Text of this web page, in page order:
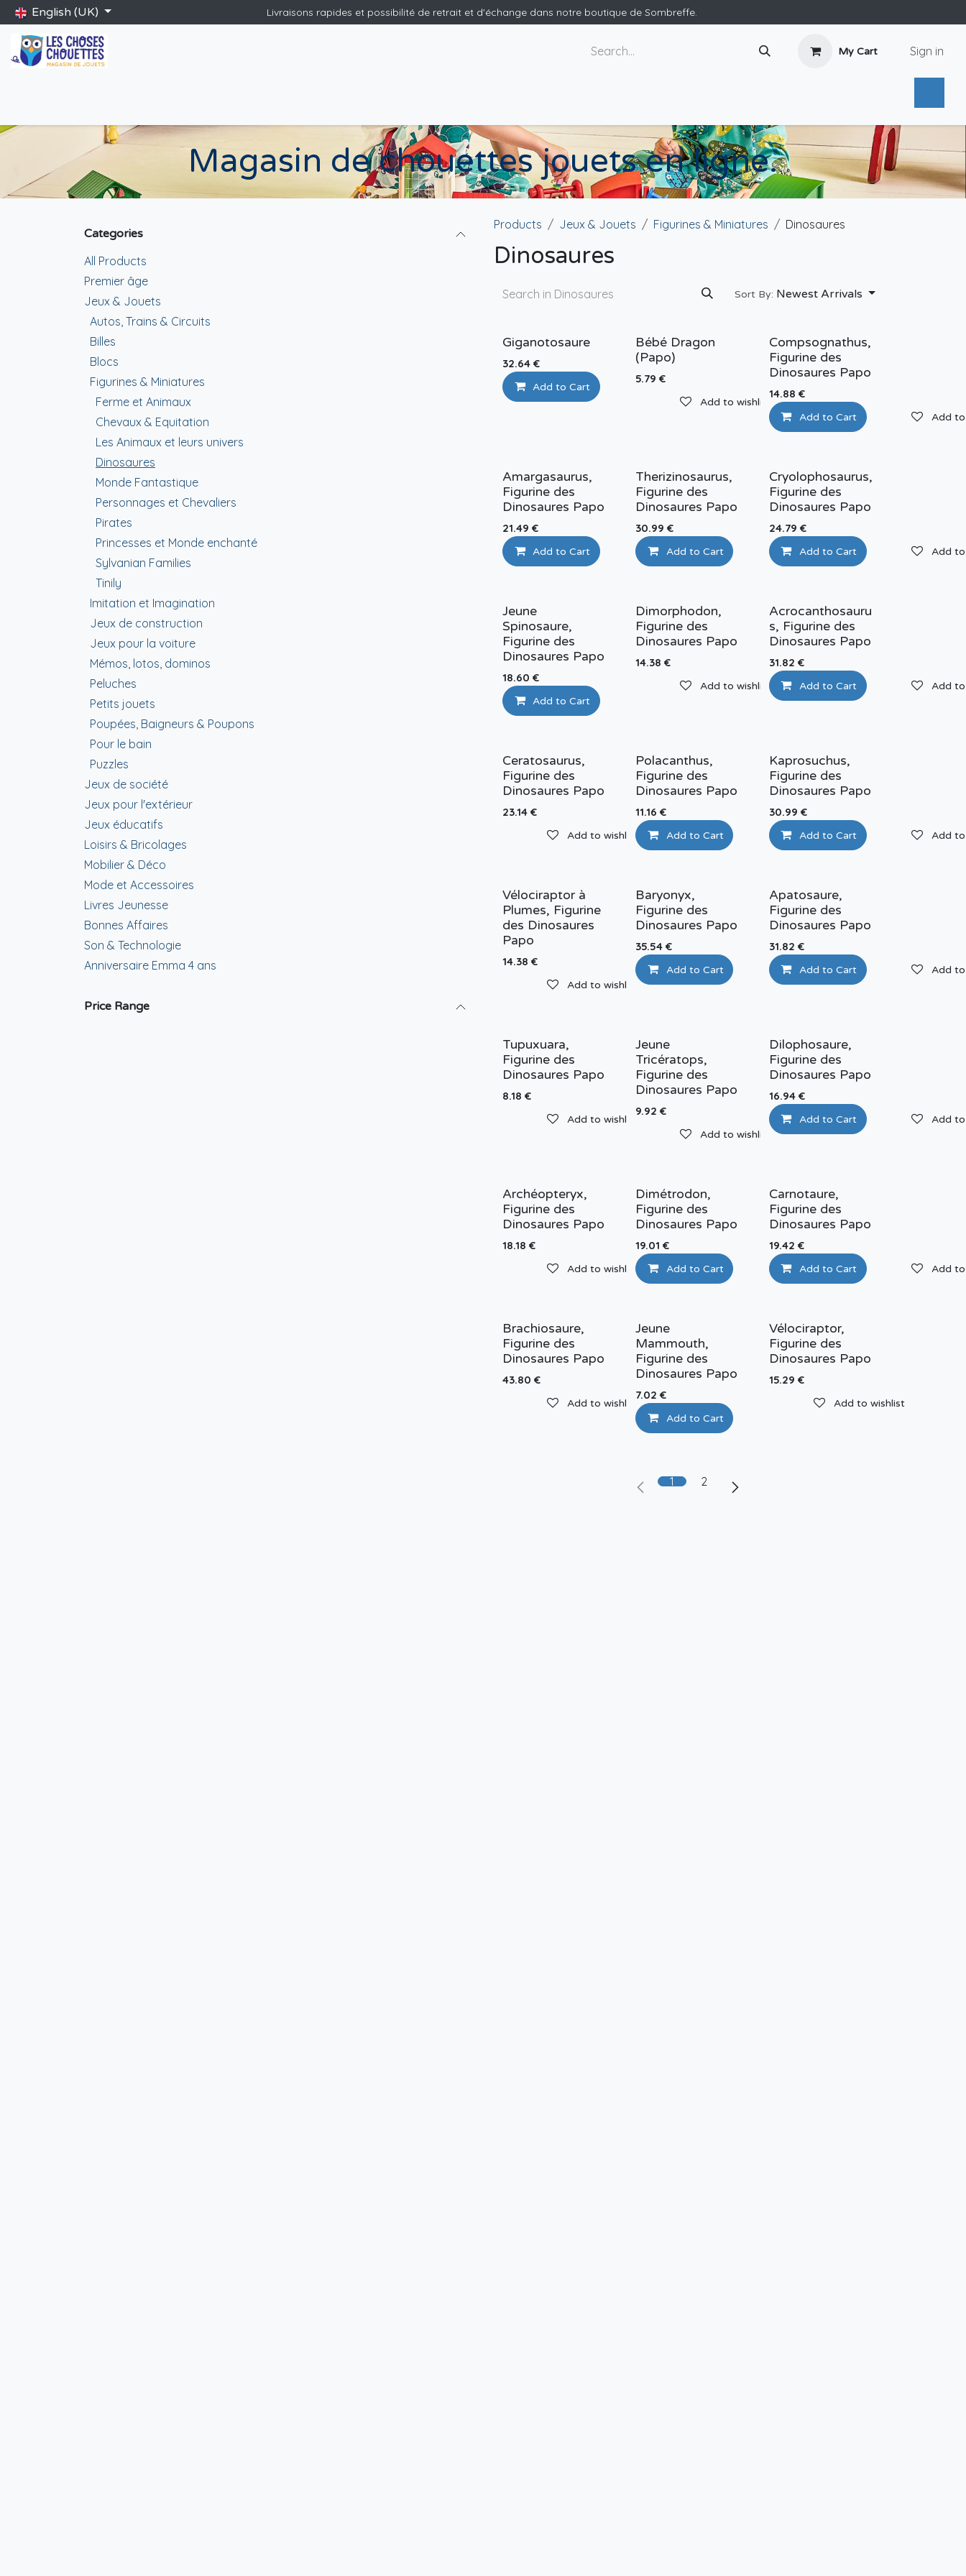
Skip to Content
English (UK) Livraisons rapides et possibilité de retrait et d'échange dans notre boutique de Sombreffe.
My Cart Sign in
Magasin de chouettes jouets en ligne.
Categories
All Products
Premier âge
Jeux & Jouets
Autos, Trains & Circuits
Billes
Blocs
Figurines & Miniatures
Ferme et Animaux
Chevaux & Equitation
Les Animaux et leurs univers
Dinosaures
Monde Fantastique
Personnages et Chevaliers
Pirates
Princesses et Monde enchanté
Sylvanian Families
Tinily
Imitation et Imagination
Jeux de construction
Jeux pour la voiture
Mémos, lotos, dominos
Peluches
Petits jouets
Poupées, Baigneurs & Poupons
Pour le bain
Puzzles
Jeux de société
Jeux pour l'extérieur
Jeux éducatifs
Loisirs & Bricolages
Mobilier & Déco
Mode et Accessoires
Livres Jeunesse
Bonnes Affaires
Son & Technologie
Anniversaire Emma 4 ans
Price Range
Products Jeux & Jouets Figurines & Miniatures Dinosaures
Dinosaures
Sort By: Newest Arrivals
Giganotosaure
32.64 €
Add to Cart
Bébé Dragon
(Papo)
5.79 €
Add to wishlist
Compsognathus,
Figurine des
Dinosaures Papo
14.88 €
Add to Cart Add
Amargasaurus,
Figurine des
Dinosaures Papo
21.49 €
Add to Cart Add to wishlist
Therizinosaurus,
Figurine des
Dinosaures Papo
30.99 €
Add to Cart Add to wishlist
Cryolophosaurus,
Figurine des
Dinosaures Papo
24.79 €
Add to Cart Add
Jeune
Spinosaure,
Figurine des
Dinosaures Papo
18.60 €
Add to Cart
Dimorphodon,
Figurine des
Dinosaures Papo
14.38 €
Add to wishlist
Acrocanthosauru
s, Figurine des
Dinosaures Papo
31.82 €
Add to Cart Add
Ceratosaurus,
Figurine des
Dinosaures Papo
23.14 €
Add to wishlist
Polacanthus,
Figurine des
Dinosaures Papo
11.16 €
Add to Cart Add to wishlist
Kaprosuchus,
Figurine des
Dinosaures Papo
30.99 €
Add to Cart Add
Vélociraptor à
Plumes, Figurine
des Dinosaures
Papo
14.38 €
Add to wishlist
Baryonyx,
Figurine des
Dinosaures Papo
35.54 €
Add to Cart Add to wishlist
Apatosaure,
Figurine des
Dinosaures Papo
31.82 €
Add to Cart Add
Tupuxuara,
Figurine des
Dinosaures Papo
8.18 €
Add to wishlist
Jeune
Tricératops,
Figurine des
Dinosaures Papo
9.92 €
Add to wishlist
Dilophosaure,
Figurine des
Dinosaures Papo
16.94€
Add to Cart Add
Archéopteryx,
Figurine des
Dinosaures Papo
18.18 €
Add to wishlist
Dimétrodon,
Figurine des
Dinosaures Papo
19.01 €
Add to Cart Add to wishlist
Carnotaure,
Figurine des
Dinosaures Papo
19.42 €
Add to Cart Add
Brachiosaure,
Figurine des
Dinosaures Papo
43.80 €
Add to wishlist
Jeune
Mammouth,
Figurine des
Dinosaures Papo
7.02 €
Add to Cart
Vélociraptor,
Figurine des
Dinosaures Papo
15.29 €
Add to wishlist
1 2